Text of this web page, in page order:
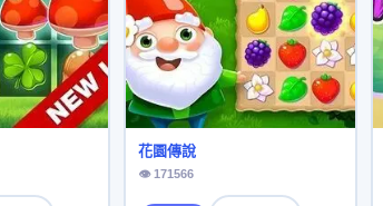
花園傳說
👁 171566